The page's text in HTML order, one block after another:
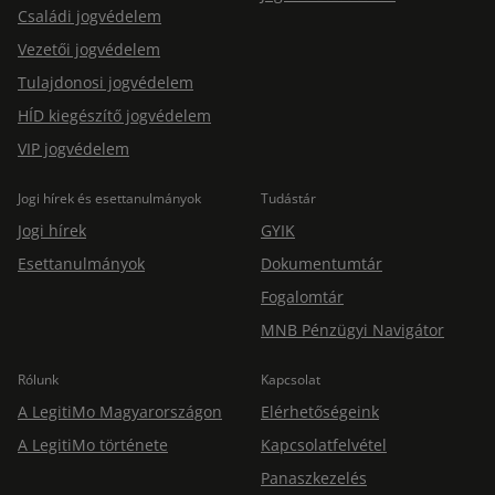
Családi jogvédelem
Vezetői jogvédelem
Tulajdonosi jogvédelem
HÍD kiegészítő jogvédelem
VIP jogvédelem
Jogi hírek és esettanulmányok
Jogi hírek
Esettanulmányok
Tudástár
GYIK
Dokumentumtár
Fogalomtár
MNB Pénzügyi Navigátor
Rólunk
A LegitiMo Magyarországon
A LegitiMo története
Kapcsolat
Elérhetőségeink
Kapcsolatfelvétel
Panaszkezelés